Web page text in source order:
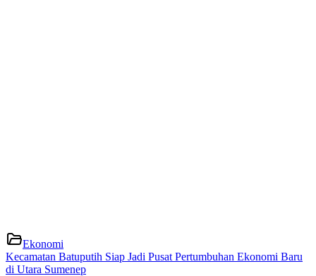
Ekonomi
Kecamatan Batuputih Siap Jadi Pusat Pertumbuhan Ekonomi Baru
di Utara Sumenep